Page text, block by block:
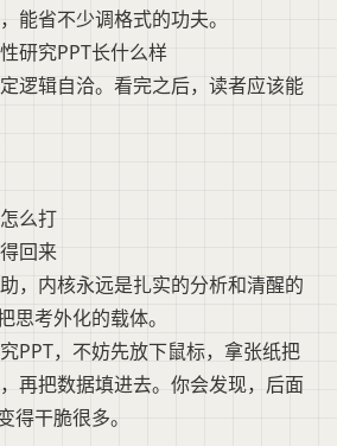
能省不少调格式的功夫。
研究PPT长什么样
逻辑自洽。看完之后，读者应该能
么打
回来
，内核永远是扎实的分析和清醒的
思考外化的载体。
PPT，不妨先放下鼠标，拿张纸把
再把数据填进去。你会发现，后面
得干脆很多。